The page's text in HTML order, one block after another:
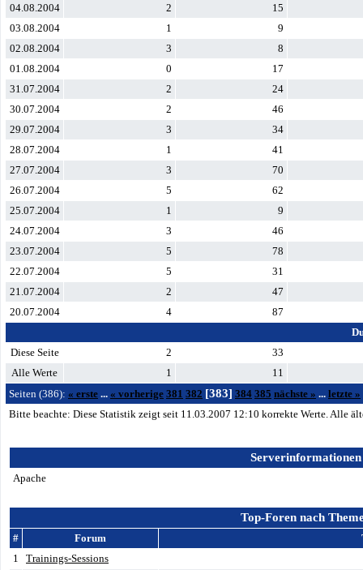
04.08.2004
2
15
03.08.2004
1
9
02.08.2004
3
8
01.08.2004
0
17
31.07.2004
2
24
30.07.2004
2
46
29.07.2004
3
34
28.07.2004
1
41
27.07.2004
3
70
26.07.2004
5
62
25.07.2004
1
9
24.07.2004
3
46
23.07.2004
5
78
22.07.2004
5
31
21.07.2004
2
47
20.07.2004
4
87
Diese Seite
2
33
Alle Werte
1
11
Seiten (386): « erste ... « vorherige 381 382 [383] 384 385 nächste » ... letzte »
Bitte beachte: Diese Statistik zeigt seit 11.03.2007 12:10 korrekte Werte. Alle
Serverinformationen
Apache
Top-Foren nach
# Forum
1
Trainings-Sessions